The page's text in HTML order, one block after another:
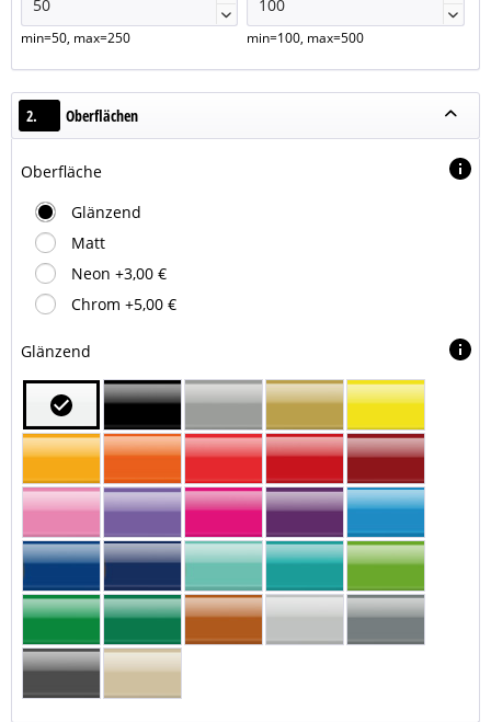
 
min=50, max=250 min=100, max=500
2. Oberflächen
Oberfläche
Glänzend
Matt
Neon +3,00 €
Chrom +5,00 €
Glänzend